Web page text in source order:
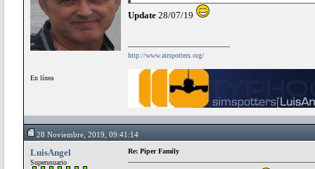
En línea
Update 28/07/19
http://www.airspotters.org/
28 Noviembre, 2019, 09:41:14
LuisAngel
Superusuario
Re: Piper Family